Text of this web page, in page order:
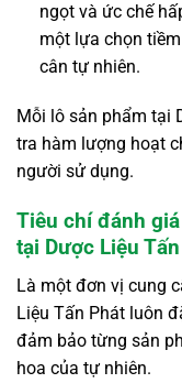
ngọt và ức chế
một lựa chọn
cân tự nhiên.
Mỗi lô sản phẩm tại
tra hàm lượng hoạt
người sử dụng.
Tiêu chí đánh
tại Dược Liệu
Là một đơn vị cung
Liệu Tấn Phát luôn
đảm bảo từng sản
hoa của tự nhiên.